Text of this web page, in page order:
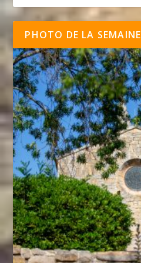
PHOTO DE LA SEMAINE